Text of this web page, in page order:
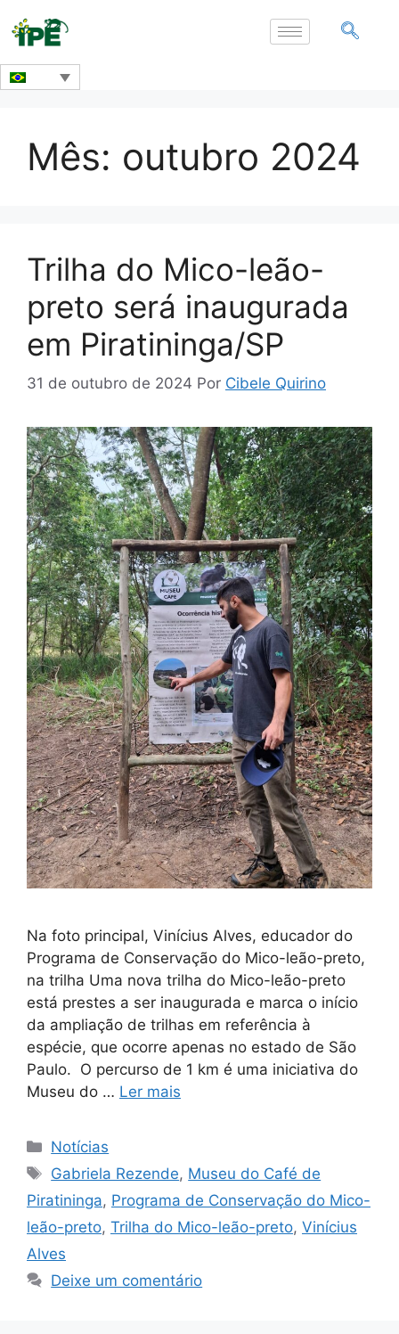
Mês: outubro 2024
Trilha do Mico-leão-
preto será inaugurada
em Piratininga/SP
31 de outubro de 2024 Por Cibele Quirino
Na foto principal, Vinícius Alves, educador do
Programa de Conservação do Mico-leão-preto,
na trilha Uma nova trilha do Mico-leão-preto
está prestes a ser inaugurada e marca o início
da ampliação de trilhas em referência à
espécie, que ocorre apenas no estado de São
Paulo. O percurso de 1 km é uma iniciativa do
Museu do … Ler mais
Notícias
Gabriela Rezende, Museu do Café de
Piratininga, Programa de Conservação do Mico-
leão-preto, Trilha do Mico-leão-preto, Vinícius
Alves
Deixe um comentário